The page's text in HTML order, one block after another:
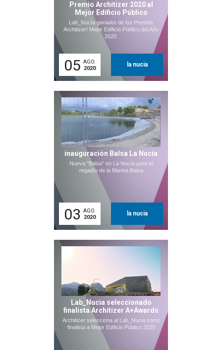
Premio Architizer 2020 al
Mejor Edificio Público
Lab_Nucía ganador de los Premios
Architizer! Mejor Edificio Público del Año
2020.
05 AGO.
2020
la nucia
inauguración Balsa La Nucía
Nueva "Balsa" en La Nucía para el
regadío de la Marina Baixa
03 AGO.
2020
la nucia
Lab_Nucia seleccionado
finalista Architizer A+Awards
Architizer selecciona al Lab_Nucia como
finalista a Mejor Edificio Público 2020